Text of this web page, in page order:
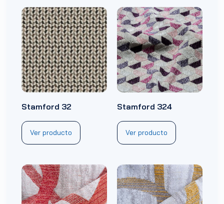
Stamford 32
Ver producto
Stamford 324
Ver producto